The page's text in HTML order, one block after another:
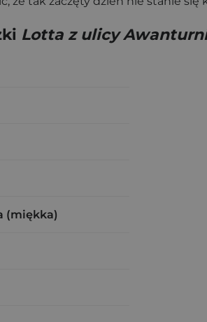
Lotta z ulicy
(miękka)